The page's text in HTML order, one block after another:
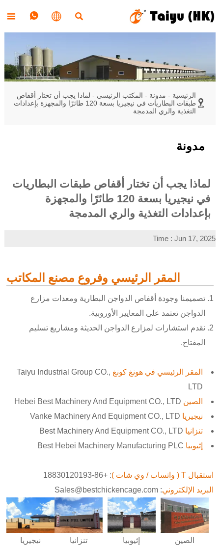





الرئيسية - مدونة - المكتب الرئيسي - لماذا يجب أن تختار أقفاص
طبقات البطاريات في نيجيريا بسعة 120 طائرًا والمجهزة بإعدادات
التغذية والري المدمجة
مدونة
لماذا يجب أن تختار أقفاص طبقات البطاريات
في نيجيريا بسعة 120 طائرًا والمجهزة
بإعدادات التغذية والري المدمجة
Time : Jun 17, 2025
المقر الرئيسي وفروع مصنع المكاتب
تصميمنا وجودة أقفاص الدواجن البطارية ومعدات مزارع
الدواجن تعتمد على المعايير الأوروبية.
نقدم استشارات لمزارع الدواجن الحديثة ومشاريع تسليم
المفتاح.
المقر الرئيسي في هونغ كونغ Taiyu Industrial Group CO.,
LTD
الصين
نيجيريا
تنزانيا
إثيوبيا
استقبال T ( واتساب / وي شات )
: +86-18830120193
البريد الإلكتروني: Sales@bestchickencage.com
الصين إثيوبيا تنزانيا نيجيريا